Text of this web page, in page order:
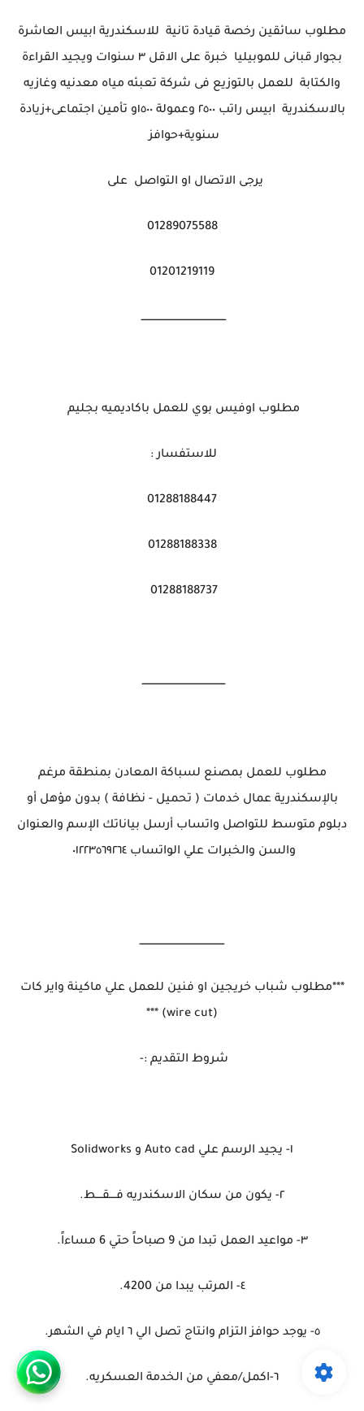
مطلوب سائقين رخصة قيادة تانية للاسكندرية ابيس العاشرة
بجوار قبانى للموبيليا خبرة على الاقل ٣ سنوات ويجيد القراءة
والكتابة للعمل بالتوزيع فى شركة تعبئه مياه معدنيه وغازيه
بالاسكندرية ابيس راتب ٢٥٠٠ وعمولة ١٥٠٠و تأمين اجتماعى+زيادة
سنوية+حوافز
يرجى الاتصال او التواصل على
01289075588
01201219119
ــــــــــــــــــــــــــــــــــــــــــــــــــــ
مطلوب اوفيس بوي للعمل باكاديميه بجليم
للاستفسار :
01288188447
01288188338
01288188737
ـــــــــــــــــــــــــــــــــــــــــــــــــــ
مطلوب للعمل بمصنع لسباكة المعادن بمنطقة مرغم
بالإسكندرية عمال خدمات ( تحميل - نظافة ) بدون مؤهل أو
دبلوم متوسط للتواصل واتساب أرسل بياناتك الإسم والعنوان
والسن والخبرات علي الواتساب ٠١٢٢٣٥٦٩٢٦٤
ــــــــــــــــــــــــــــــــــــــــــــــــــــ
***مطلوب شباب خريجين او فنين للعمل علي ماكينة واير كات
(wire cut) ***
شروط التقديم :-
١- يجيد الرسم علي Auto cad و Solidworks
٢- يكون من سكان الاسكندريه فــــقــــط.
٣- مواعيد العمل تبدا من 9 صباحاً حتي 6 مساءاً.
٤- المرتب يبدا من 4200.
٥- يوجد حوافز التزام وانتاج تصل الي ٦ ايام في الشهر.
٦-اكمل/معفي من الخدمة العسكريه.